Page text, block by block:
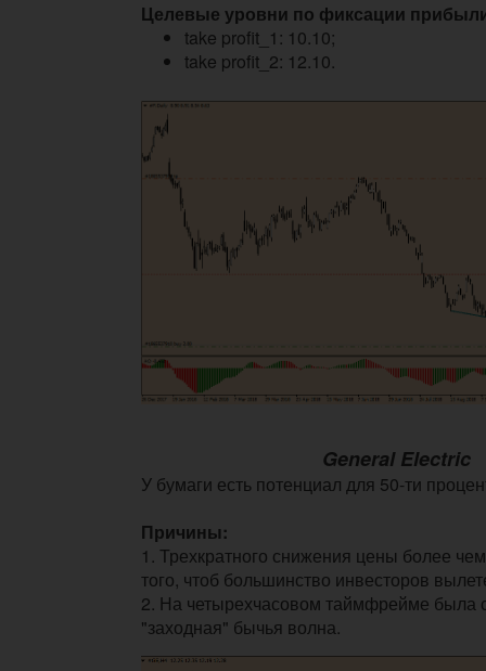
Целевые уровни по фиксации
take profit_1: 10.10;
take profit_2: 12.10.
General Electric
У бумаги есть потенциал для 50-ти
Причины:
1. Трехкратного снижения цены более
того, чтоб большинство инвесторов
2. На четырехчасовом таймфрейме была
"заходная" бычья волна.